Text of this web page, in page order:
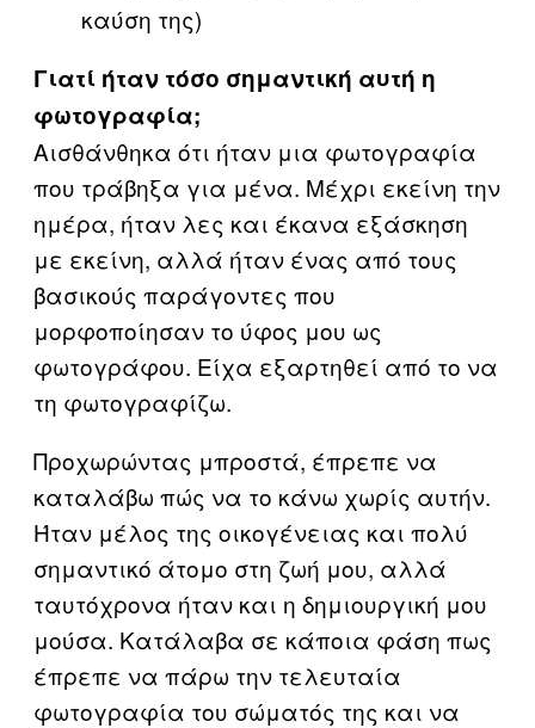
καύση της)
Γιατί ήταν τόσο σημαντική αυτή η
φωτογραφία;
Αισθάνθηκα ότι ήταν μια φωτογραφία
που τράβηξα για μένα. Μέχρι εκείνη την
ημέρα, ήταν λες και έκανα εξάσκηση
με εκείνη, αλλά ήταν ένας από τους
βασικούς παράγοντες που
μορφοποίησαν το ύφος μου ως
φωτογράφου. Είχα εξαρτηθεί από το να
τη φωτογραφίζω.
Προχωρώντας μπροστά, έπρεπε να
καταλάβω πώς να το κάνω χωρίς αυτήν.
Ήταν μέλος της οικογένειας και πολύ
σημαντικό άτομο στη ζωή μου, αλλά
ταυτόχρονα ήταν και η δημιουργική μου
μούσα. Κατάλαβα σε κάποια φάση πως
έπρεπε να πάρω την τελευταία
φωτογραφία του σώματός της και να